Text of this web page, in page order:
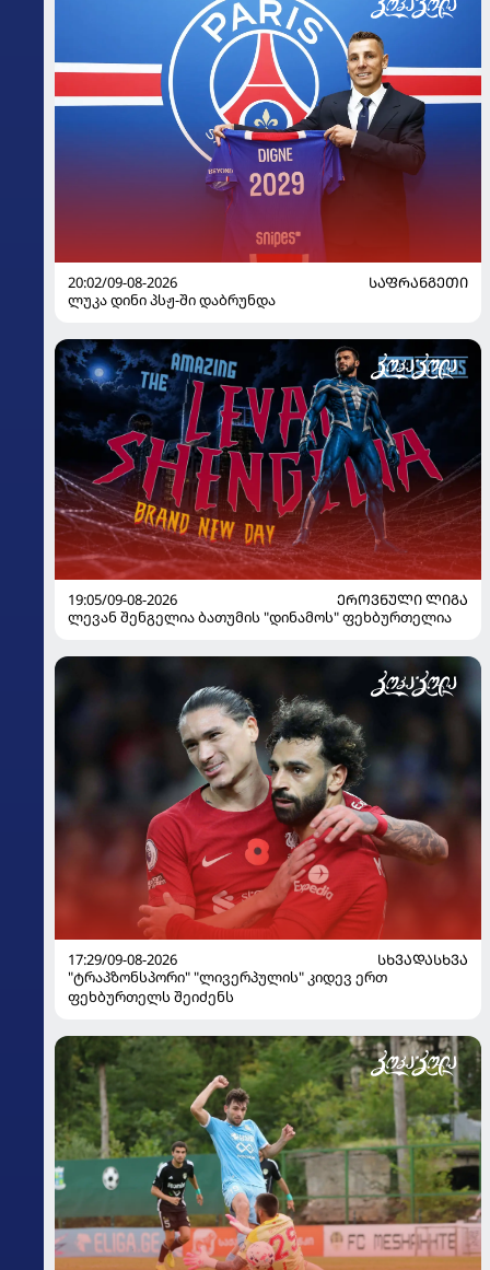
20:02/09-08-2026
ᲡᲐᲤᲠᲐᲜᲒᲔᲗᲘ
ლუკა დინი პსჟ-ში დაბრუნდა
19:05/09-08-2026
ᲔᲠᲝᲕᲜᲣᲚᲘ ᲚᲘᲒᲐ
ლევან შენგელია ბათუმის "დინამოს" ფეხბურთელია
17:29/09-08-2026
ᲡᲮᲕᲐᲓᲐᲡᲮᲕᲐ
"ტრაპზონსპორი" "ლივერპულის" კიდევ ერთ
ფეხბურთელს შეიძენს